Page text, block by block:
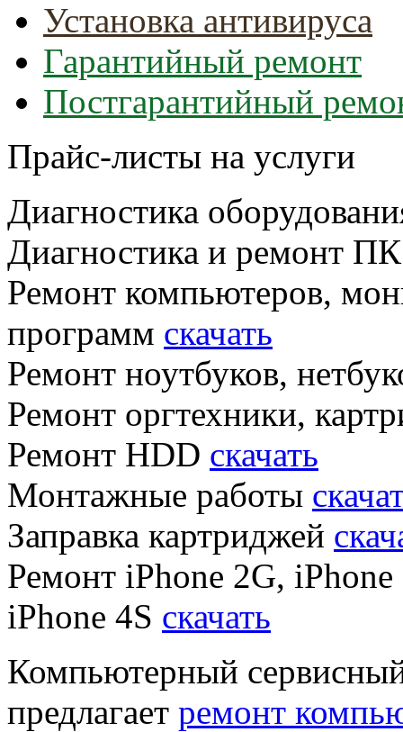
Установка антивируса
Гарантийный ремонт
Постгарантийный
Прайс-листы на услуги
Диагностика
Диагностика и ремонт
Ремонт компьютеров,
программ скачать
Ремонт ноутбуков,
Ремонт оргтехники,
Ремонт HDD скачать
Монтажные работы
Заправка картриджей
Ремонт iPhone 2G,
iPhone 4S скачать
Компьютерный
предлагает ремонт